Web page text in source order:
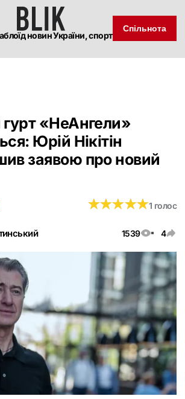
новин України, спорт
Спільнота
гурт «НеАнгели»
Юрій Нікітін
заявою про новий
1539 4
★★★★★
★★★★★1 голос